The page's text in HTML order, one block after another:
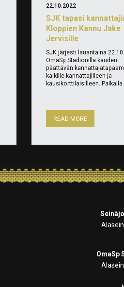
SJK tapasi
Kloppien Kannu Jake
Jervisille
22.10.2022
SJK järjesti lauantaina 22.10.
OmaSp Stadionilla kauden
päättävän
kaikille kannattajilleen ja
kausikorttilaisilleen.
READ MORE
OmaSp